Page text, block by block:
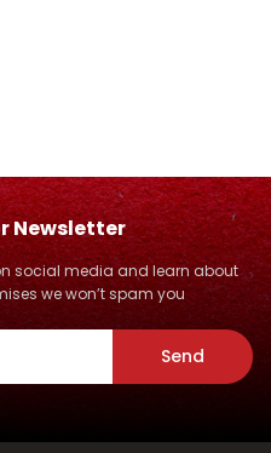
Newsletter
social media and learn about
we won’t spam you
Send